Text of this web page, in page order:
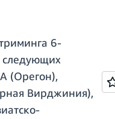
6-
следующих
(Орегон),
Вирджиния),